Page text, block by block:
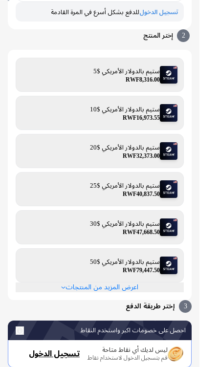
تسجيل الدخول للدفع بشكل أسرع في المرة القادمة
إختر المنتج
ستيم بالدولار الأمريكي $5
RWF8,316.00
ستيم بالدولار الأمريكي $10
RWF16,973.55
ستيم بالدولار الأمريكي $20
RWF32,373.00
ستيم بالدولار الأمريكي $25
RWF40,837.50
ستيم بالدولار الأمريكي $30
RWF47,668.50
ستيم بالدولار الأمريكي $50
RWF79,447.50
اعرض المزيد من المنتجات
إختر طريقة الدفع
احصل على خصومات اكبر واستخدم النقاط
ليس لديك أي نقاط متاحة
قم بتسجيل الدخول لاستخدام نقاط تسجيل الدخول